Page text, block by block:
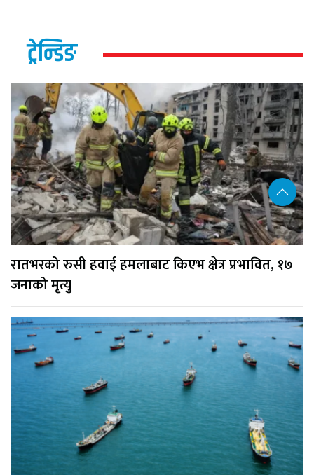
ट्रेन्डिङ
रातभरको रुसी हवाई हमलाबाट किएभ क्षेत्र प्रभावित, १७
जनाको मृत्यु